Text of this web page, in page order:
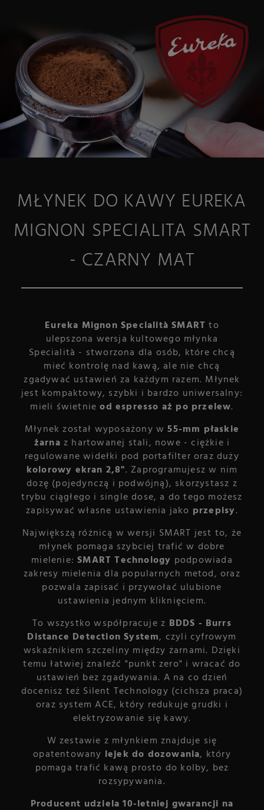
MŁYNEK DO KAWY EUREKA
MIGNON SPECIALITA SMART
- CZARNY MAT
Eureka Mignon Specialità SMART to
ulepszona wersja kultowego młynka
Specialità - stworzona dla osób, które chcą
mieć kontrolę nad kawą, ale nie chcą
zgadywać ustawień za każdym razem. Młynek
jest kompaktowy, szybki i bardzo uniwersalny:
mieli świetnieod espresso aż po przelew.
Młynek został wyposażony w55-mm płaskie
żarna z hartowanej stali, nowe - ciężkie i
regulowane widełki pod portafilter oraz duży
kolorowy ekran 2,8". Zaprogramujesz w nim
dozę (pojedynczą i podwójną), skorzystasz z
trybu ciągłego i single dose, a do tego możesz
zapisywać własne ustawienia jako przepisy.
Największą różnicą w wersji SMART jest to, że
młynek pomaga szybciej trafić w dobre
mielenie:SMART Technology podpowiada
zakresy mielenia dla popularnych metod, oraz
pozwala zapisać i przywołać ulubione
ustawienia jednym kliknięciem.
To wszystko współpracuje z BDDS - Burrs
Distance Detection System, czyli cyfrowym
wskaźnikiem szczeliny między żarnami. Dzięki
temu łatwiej znaleźć "punkt zero" i wracać do
ustawień bez zgadywania. A na co dzień
docenisz też Silent Technology (cichsza praca)
oraz system ACE, który redukuje grudki i
elektryzowanie się kawy.
W zestawie z młynkiem znajduje się
opatentowany lejek do dozowania, który
pomaga trafić kawą prosto do kolby, bez
rozsypywania.
Producent udziela 10-letniej gwarancji na